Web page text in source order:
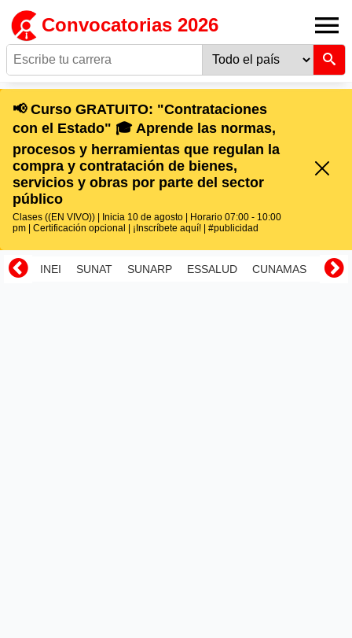
Convocatorias 2026
📢 Curso GRATUITO: "Contrataciones
con el Estado" 🎓 Aprende las normas,
procesos y herramientas que regulan la
compra y contratación de bienes,
servicios y obras por parte del sector
público
Clases ((EN VIVO)) | Inicia 10 de agosto | Horario 07:00 - 10:00
pm | Certificación opcional | ¡Inscríbete aquí! | #publicidad
INEI SUNAT SUNARP ESSALUD CUNAMAS